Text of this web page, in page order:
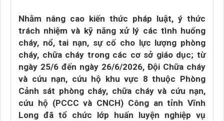
Nhằm nâng cao kiến thức pháp luật, ý thức
trách nhiệm và kỹ năng xử lý các tình huống
cháy, nổ, tai nạn, sự cố cho lực lượng phòng
cháy, chữa cháy trong các cơ sở giáo dục; từ
ngày 25/6 đến ngày 26/6/2026, Đội Chữa cháy
và cứu nạn, cứu hộ khu vực 8 thuộc Phòng
Cảnh sát phòng cháy, chữa cháy và cứu nạn,
cứu hộ (PCCC và CNCH) Công an tỉnh Vĩnh
Long đã tổ chức lớp huấn luyện nghiệp vụ